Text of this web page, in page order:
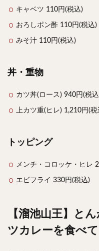
キャベツ 110円(税込)
おろしポン酢 110円(税込)
みそ汁 110円(税込)
丼・重物
カツ丼(ロース) 940円(税
上カツ重(ヒレ) 1,210円(税
トッピング
メンチ・コロッケ・ヒレ
エビフライ 330円(税込)
【溜池山王】と
ツカレーを食べて